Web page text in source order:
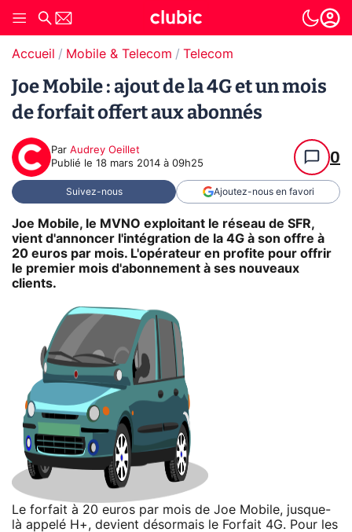
Accueil Mobile & Telecom Telecom
Joe Mobile : ajout de la 4G et un mois
de forfait offert aux abonnés
Par Audrey Oeillet
Publié le 18 mars 2014 à 09h25 0
Suivez-nous Ajoutez-nous en favori
Joe Mobile, le MVNO exploitant le réseau de SFR,
vient d'annoncer l'intégration de la 4G à son offre à
20 euros par mois. L'opérateur en profite pour offrir
le premier mois d'abonnement à ses nouveaux
clients.
Le forfait à 20 euros par mois de Joe Mobile, jusque-
là appelé H+, devient désormais le Forfait 4G. Pour les